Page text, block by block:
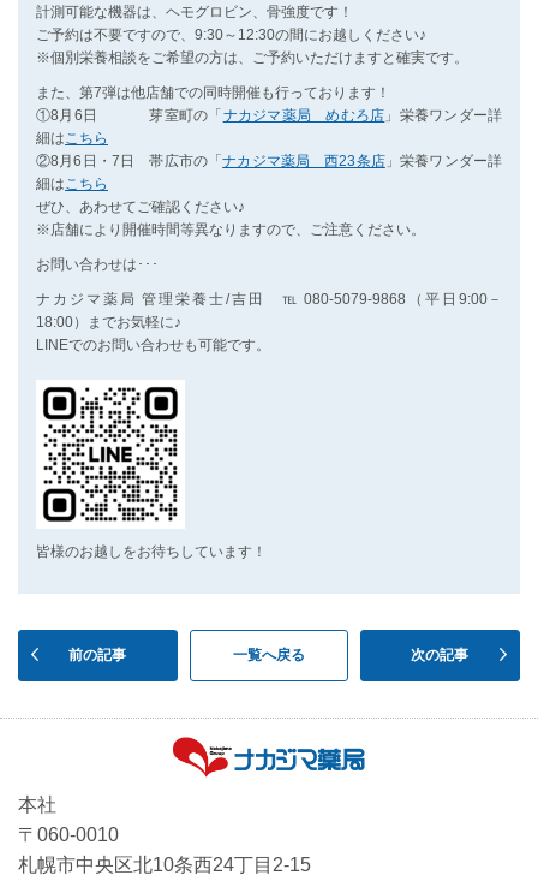
計測可能な機器は、ヘモグロビン、骨強度です！
ご予約は不要ですので、9:30～12:30の間にお越しください♪
※個別栄養相談をご希望の方は、ご予約いただけますと確実です。
また、第7弾は他店舗での同時開催も行っております！
①8月6日 芽室町の「ナカジマ薬局 めむろ店 」栄養ワンダー詳
細は こちら
②8月6日・7日 帯広市の「ナカジマ薬局 西23条店」栄養ワンダー詳
細は こちら
ぜひ、あわせてご確認ください♪
※店舗により開催時間等異なりますので、ご注意ください。
お問い合わせは･･･
ナカジマ薬局 管理栄養士/吉田 ℡ 080-5079-9868（平日9:00－
18:00）までお気軽に♪
LINEでのお問い合わせも可能です。
皆様のお越しをお待ちしています！
前の記事 一覧へ戻る 次の記事
本社
〒060-0010
札幌市中央区北10条西24丁目2-15